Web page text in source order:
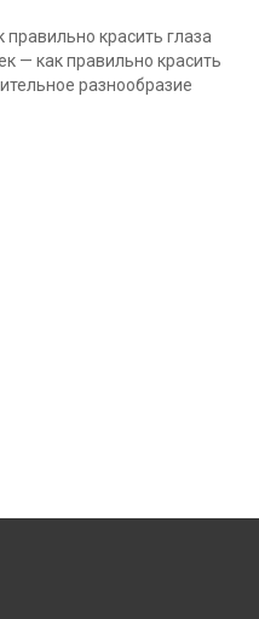
правильно красить глаза
— как правильно красить
разнообразие